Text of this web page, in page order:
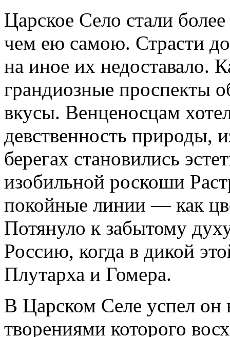
Царское Село стали
чем ею самою. Страсти
на иное их недоставало.
грандиозные проспекты
вкусы. Венценосцам
девственность природы,
берегах становились
изобильной роскоши
покойные линии — как
Потянуло к забытому
Россию, когда в дикой
Плутарха и Гомера.
В Царском Селе успел он
творениями которого